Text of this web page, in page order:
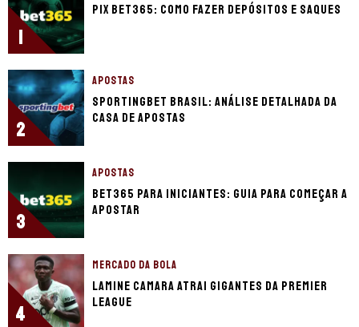
1
Pix bet365: como fazer depósitos e saques
2
APOSTAS
Sportingbet Brasil: Análise detalhada da
casa de apostas
3
APOSTAS
bet365 para iniciantes: guia para começar a
apostar
4
MERCADO DA BOLA
Lamine Camara atrai gigantes da Premier
League